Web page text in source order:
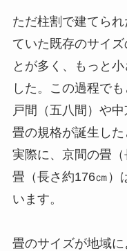
ただ柱割で建てら
ていた既存のサイ
とが多く、もっと
した。この過程で
戸間（五八間）や
畳の規格が誕生した
実際に、京間の畳
畳（長さ約176㎝）
います。
畳のサイズが地域